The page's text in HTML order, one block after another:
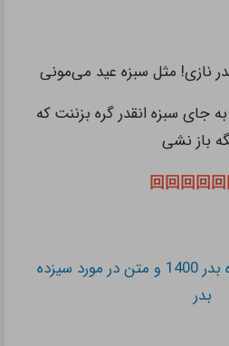
نازی! مثل سبزه عید می‌مونی
جای سبزه انقدر گره بزننت که
باز نشی
回回回回
جدیدترین تبریک سیزده بدر 1400 و متن در مورد سیزده
بدر